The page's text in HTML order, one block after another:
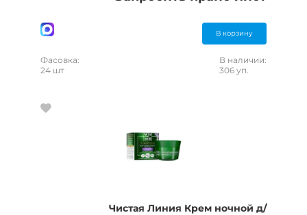
В корзину
Фасовка:
24 шт
В наличии:
306 уп.
Чистая Линия Крем ночной д/